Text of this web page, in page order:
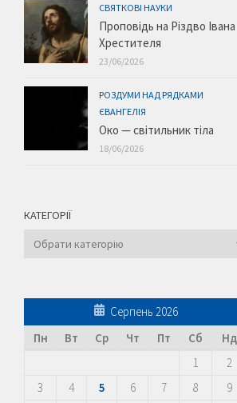
СВЯТКОВІ НАУКИ
Проповідь на Різдво Івана
Хрестителя
23/06/2026
РОЗДУМИ НАД РЯДКАМИ
ЄВАНГЕЛІЯ
Око — світильник тіла
18/06/2026
КАТЕГОРІЇ
Категорії
Серпень 2026
Пн
Вт Ср Чт Пт Сб
Нд
1
2
3
4 5 6 7 8
9